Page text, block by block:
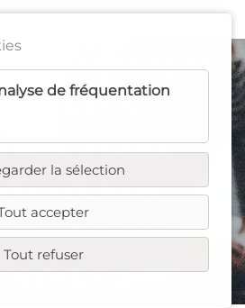
de fréquentation
la sélection
accepter
Tout refuser
technique
dans